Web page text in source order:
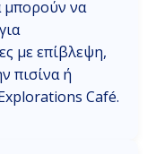
μπορούν να
με επίβλεψη,
πισίνα ή
Café.